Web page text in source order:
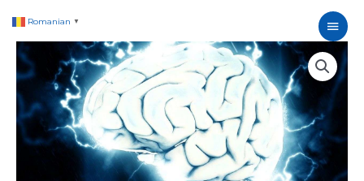
content
Main
Interval
de
prețuri:
lei100,00
până
la
lei1.000,00
Cantitate
Program
De
Mentorare
1-
12
Romanian ▼